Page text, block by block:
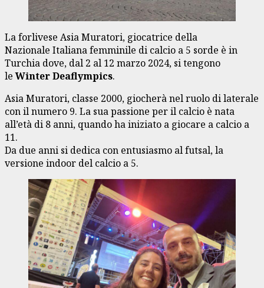
La forlivese Asia Muratori, giocatrice della
Nazionale Italiana femminile di calcio a 5 sorde è in
Turchia dove, dal 2 al 12 marzo 2024, si tengono
leWinter Deaflympics.
Asia Muratori, classe 2000, giocherà nel ruolo di laterale
con il numero 9. La sua passione per il calcio è nata
all’età di 8 anni, quando ha iniziato a giocare a calcio a
11.
Da due anni si dedica con entusiasmo al futsal, la
versione indoor del calcio a 5.